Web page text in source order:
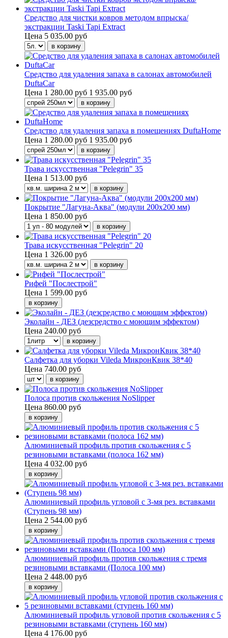
Средство для чистки ковров методом впрыска/
экстракции Taski Tapi Extract
Цена 5 035.00 руб
Средство для удаления запаха в салонах автомобилей
DuftaCar
Цена 1 280.00 руб 1 935.00 руб
Средство для удаления запаха в помещениях DuftaHome
Цена 1 280.00 руб 1 935.00 руб
Трава искусственная "Pelegrin" 35
Цена 1 513.00 руб
Покрытие "Лагуна-Аква" (модули 200х200 мм)
Цена 1 850.00 руб
Трава искусственная "Pelegrin" 20
Цена 1 326.00 руб
Рифей "Послестрой"
Цена 1 599.00 руб
Эколайн - ДЕЗ (дезсредство с моющим эффектом)
Цена 240.00 руб
Салфетка для уборки Vileda МикронКвик 38*40
Цена 740.00 руб
Полоса против скольжения NoSlipper
Цена 860.00 руб
Алюминиевый профиль против скольжения с 5
резиновыми вставками (полоса 162 мм)
Цена 4 032.00 руб
Алюминиевый профиль угловой с 3-мя рез. вставками
(Ступень 98 мм)
Цена 2 544.00 руб
Алюминиевый профиль против скольжения с тремя
резиновыми вставками (Полоса 100 мм)
Цена 2 448.00 руб
Алюминиевый профиль угловой против скольжения с 5
резиновыми вставками (ступень 160 мм)
Цена 4 176.00 руб